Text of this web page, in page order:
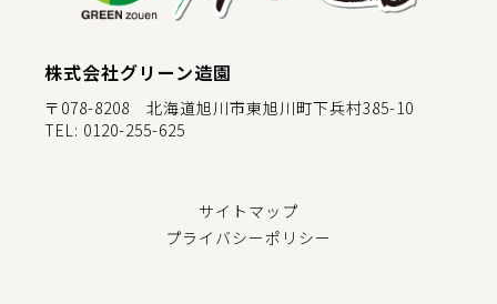
株式会社グリーン造園
〒078-8208 北海道旭川市東旭川町下兵村385-10
TEL: 0120-255-625
サイトマップ
プライバシーポリシー